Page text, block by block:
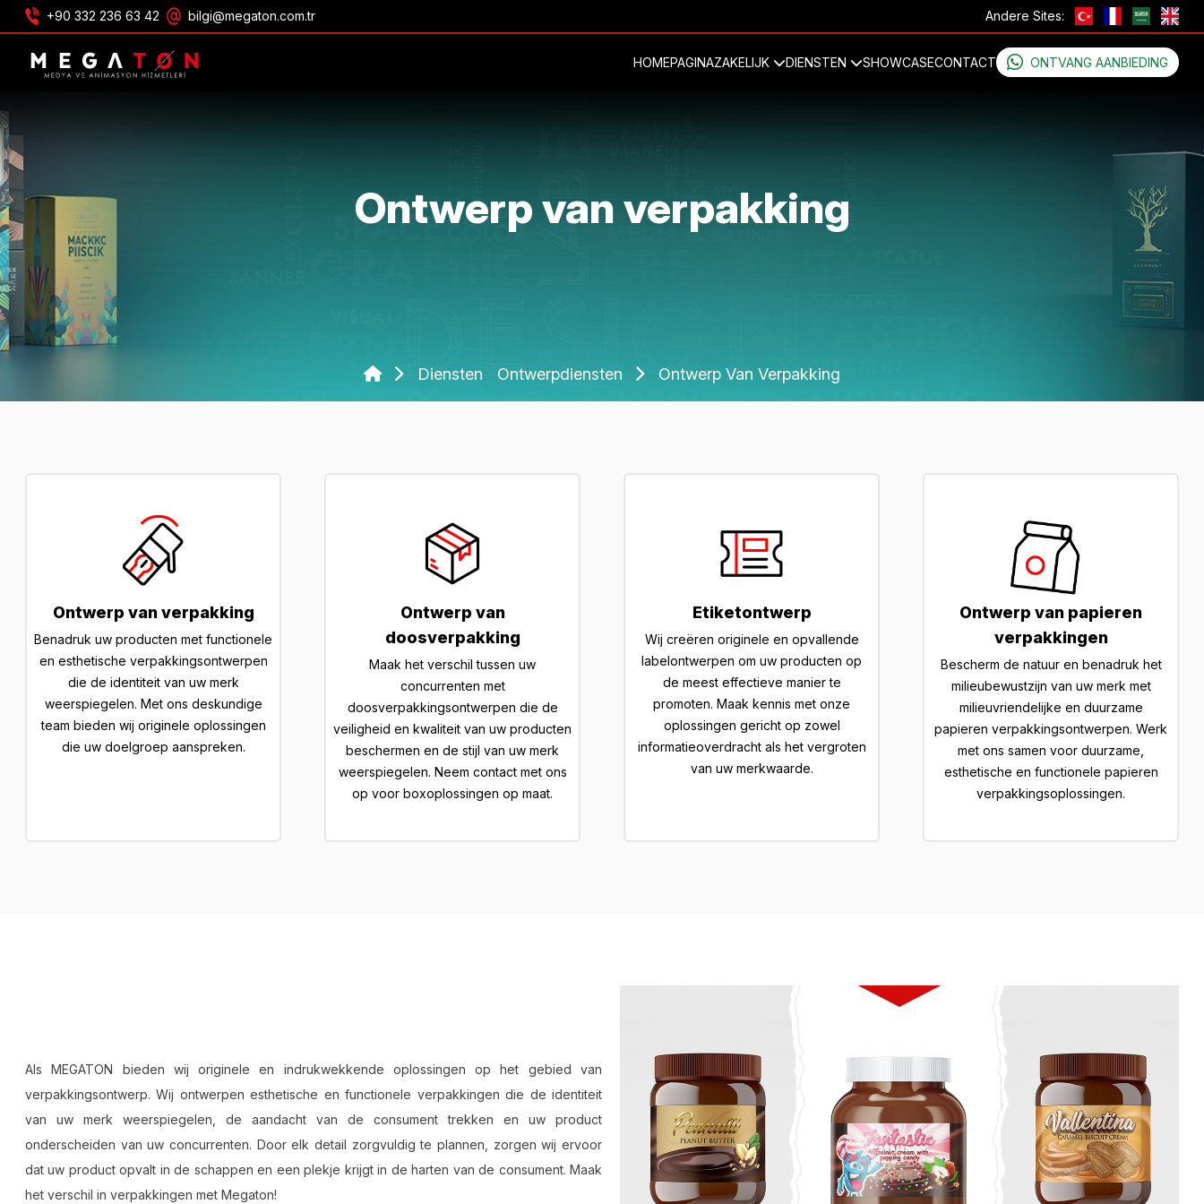
+90 332 236 63 42 bilgi@megaton.com.tr Andere Sites:
HOMEPAGINAZAKELIJK DIENSTEN SHOWCASECONTACT ONTVANG AANBIEDING
Ontwerp van verpakking
Diensten Ontwerpdiensten Ontwerp Van Verpakking
Ontwerp van verpakking
Benadruk uw producten met functionele
en esthetische verpakkingsontwerpen
die de identiteit van uw merk
weerspiegelen. Met ons deskundige
team bieden wij originele oplossingen
die uw doelgroep aanspreken.
Ontwerp van
doosverpakking
Maak het verschil tussen uw
concurrenten met
doosverpakkingsontwerpen die de
veiligheid en kwaliteit van uw producten
beschermen en de stijl van uw merk
weerspiegelen. Neem contact met ons
op voor boxoplossingen op maat.
Etiketontwerp
Wij creëren originele en opvallende
labelontwerpen om uw producten op
de meest effectieve manier te
promoten. Maak kennis met onze
oplossingen gericht op zowel
informatieoverdracht als het vergroten
van uw merkwaarde.
Ontwerp van papieren
verpakkingen
Bescherm de natuur en benadruk het
milieubewustzijn van uw merk met
milieuvriendelijke en duurzame
papieren verpakkingsontwerpen. Werk
met ons samen voor duurzame,
esthetische en functionele papieren
verpakkingsoplossingen.
Als MEGATON bieden wij originele en indrukwekkende oplossingen op het gebied van
verpakkingsontwerp. Wij ontwerpen esthetische en functionele verpakkingen die de identiteit
van uw merk weerspiegelen, de aandacht van de consument trekken en uw product
onderscheiden van uw concurrenten. Door elk detail zorgvuldig te plannen, zorgen wij ervoor
dat uw product opvalt in de schappen en een plekje krijgt in de harten van de consument. Maak
het verschil in verpakkingen met Megaton!